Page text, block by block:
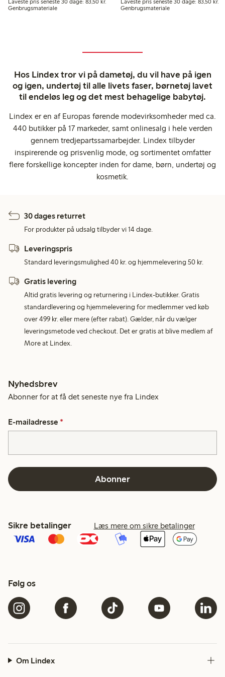
Genbrugsmateriale
Genbrugsmateriale
Hos Lindex tror vi på dametøj, du vil have på igen
og igen, undertøj til alle livets faser, børnetøj lavet
til endeløs leg og det mest behagelige babytøj.
Lindex er en af Europas førende modevirksomheder med ca.
440 butikker på 17 markeder, samt onlinesalg i hele verden
gennem tredjepartssamarbejder. Lindex tilbyder
inspirerende og prisvenlig mode, og sortimentet omfatter
flere forskellige koncepter inden for dame, børn, undertøj og
kosmetik.
30 dages returret
For produkter på udsalg tilbyder vi 14 dage.
Leveringspris
Standard leveringsmulighed 40 kr. og hjemmelevering 50 kr.
Gratis levering
Altid gratis levering og returnering i Lindex-butikker. Gratis
standardlevering og hjemmelevering for medlemmer ved køb
over 499 kr. eller mere (efter rabat). Gælder, når du vælger
leveringsmetode ved checkout. Det er gratis at blive medlem af
More at Lindex.
Nyhedsbrev
Abonner for at få det seneste nye fra Lindex
E-mailadresse *
Abonner
Sikre betalinger Læs mere om sikre betalinger
Følg os
Om Lindex